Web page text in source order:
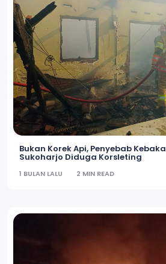
Bukan Korek Api, Penyebab
Sukoharjo Diduga Korsleting
1 BULAN LALU 2 MIN READ